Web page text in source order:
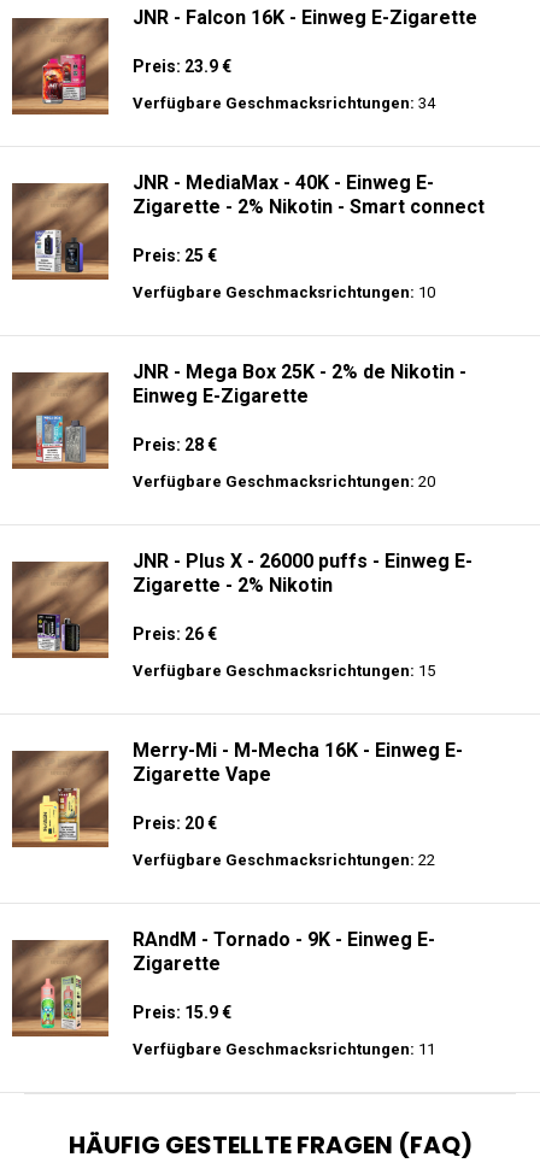
JNR - Falcon 16K - Einweg E-Zigarette
Preis: 23.9 €
Verfügbare Geschmacksrichtungen: 34
JNR - MediaMax - 40K - Einweg E-
Zigarette - 2% Nikotin - Smart connect
Preis: 25 €
Verfügbare Geschmacksrichtungen: 10
JNR - Mega Box 25K - 2% de Nikotin -
Einweg E-Zigarette
Preis: 28 €
Verfügbare Geschmacksrichtungen: 20
JNR - Plus X - 26000 puffs - Einweg E-
Zigarette - 2% Nikotin
Preis: 26 €
Verfügbare Geschmacksrichtungen: 15
Merry-Mi - M-Mecha 16K - Einweg E-
Zigarette Vape
Preis: 20 €
Verfügbare Geschmacksrichtungen: 22
RAndM - Tornado - 9K - Einweg E-
Zigarette
Preis: 15.9 €
Verfügbare Geschmacksrichtungen: 11
HÄUFIG GESTELLTE FRAGEN (FAQ)